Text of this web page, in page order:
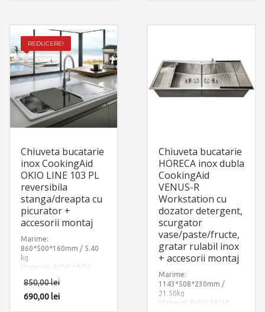
REDUCERE!
Chiuveta bucatarie
inox CookingAid
OKIO LINE 103 PL
reversibila
stanga/dreapta cu
picurator +
accesorii montaj
Marime:
860*500*160mm / 5.40
kg
Material: INOX 18/10
Componente:
CookingAid
850,00lei
690,00lei
Chiuveta bucatarie
HORECA inox dubla
CookingAid
VENUS-R
Workstation cu
dozator detergent,
scurgator
vase/paste/fructe,
gratar rulabil inox
+ accesorii montaj
Marime:
1143*508*230mm /
21.50kg
Material: INOX 18/10